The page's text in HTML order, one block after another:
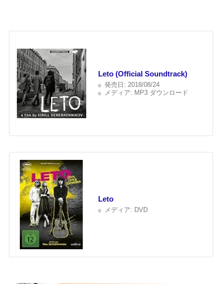
Leto (Official Soundtrack)
発売日: 2018/08/24
メディア: MP3 ダウンロード
Leto
メディア: DVD